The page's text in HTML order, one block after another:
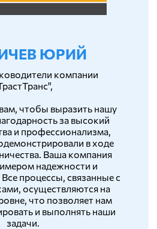
ЮРИЙ
компании
чтобы выразить нашу
за высокий
и профессионализма,
в ходе
Ваша компания
надежности и
процессы, связанные с
осуществляются на
что позволяет нам
и выполнять наши
задачи.